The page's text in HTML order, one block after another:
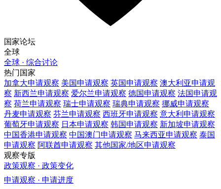
国家论坛
全球
全球 · 综合讨论
热门国家
加拿大申请观察 美国申请观察 英国申请观察 澳大利亚申请观
察 新西兰申请观察 爱尔兰申请观察 德国申请观察 法国申请观
察 荷兰申请观察 瑞士申请观察 瑞典申请观察 挪威申请观察
丹麦申请观察 芬兰申请观察 西班牙申请观察 意大利 申请观察
葡萄牙申请观察 日本申请观察 韩国申请观察 新加坡申请观察
中国香港申请观察 中国澳门申请观察 马来西亚申请观察 泰国
申请观察 阿联酋申请观察 其他国家/地区申请观察
观察专版
政策观察 · 政策变化
申请观察 · 申请进度